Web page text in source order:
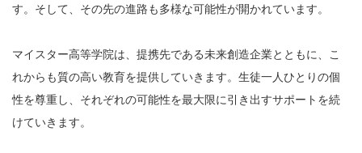
す。そして、その先の進路も多様な可能性が開かれています。
マイスター高等学院は、提携先である未来創造企業とともに、こ
れからも質の高い教育を提供していきます。生徒一人ひとりの個
性を尊重し、それぞれの可能性を最大限に引き出すサポートを続
けていきます。